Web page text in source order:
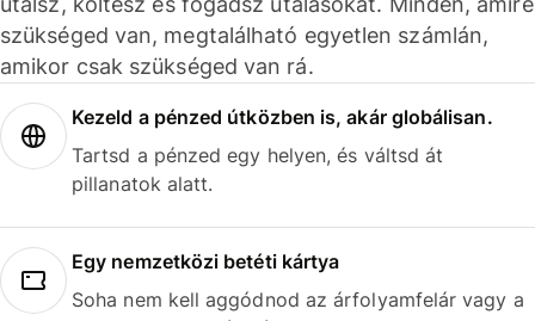
szükséged van, megtalálható egyetlen számlán,
amikor csak szükséged van rá.
Kezeld a pénzed útközben is, akár globálisan.
Tartsd a pénzed egy helyen, és váltsd át
pillanatok alatt.
Egy nemzetközi betéti kártya
Soha nem kell aggódnod az árfolyamfelár vagy a